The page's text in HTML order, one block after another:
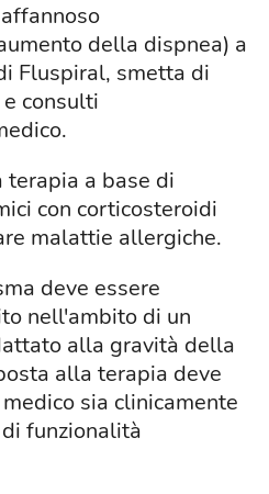
della dispnea) a
Fluspiral, smetta di
consulti
a base di
con corticosteroidi
malattie allergiche.
deve essere
nell'ambito di un
alla gravità della
alla terapia deve
sia clinicamente
funzionalità